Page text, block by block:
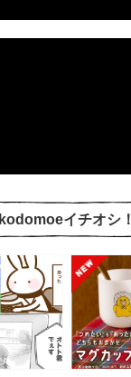
kodomoeイチオシ！